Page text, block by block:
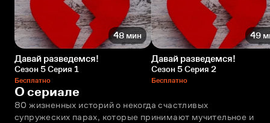
48 мин
Давай разведемся!
Сезон 5 Серия 1
Бесплатно
49
Давай разведемся!
Сезон 5 Серия 2
Бесплатно
О сериале
80 жизненных историй о некогда счастливых
супружеских парах, которые принимают мучительное и